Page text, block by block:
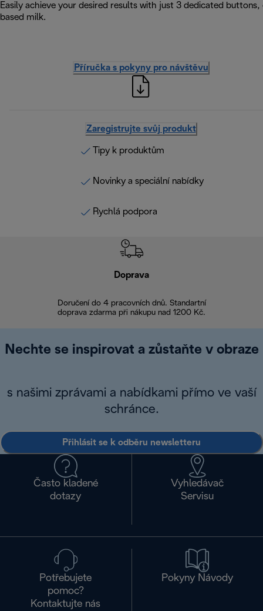
Easily achieve your desired results with just 3 dedicated
based milk.
Příručka s pokyny pro návštěvu
Zaregistrujte svůj produkt
Tipy k produktům
Novinky a speciální nabídky
Rychlá podpora
Doprava
Doručení do 4 pracovních dnů. Standartní
doprava zdarma při nákupu nad 1200 Kč.
Nechte se inspirovat a zůstaňte v obraze
s našimi zprávami a nabídkami přímo ve vaší
schránce.
Přihlásit se k odběru newsletteru
Často kladené
dotazy
Vyhledávač
Servisu
Potřebujete
pomoc?
Kontaktujte nás
Pokyny Návody